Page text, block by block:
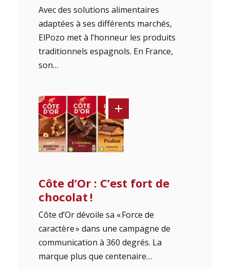
Avec des solutions alimentaires
adaptées à ses différents marchés,
ElPozo met à l’honneur les produits
traditionnels espagnols. En France,
son…
Côte d’Or : C’est fort de
chocolat !
Côte d’Or dévoile sa « Force de
caractère » dans une campagne de
communication à 360 degrés. La
marque plus que centenaire…